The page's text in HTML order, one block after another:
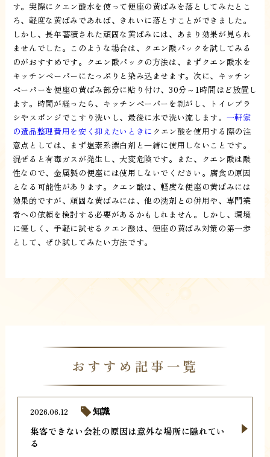
す。実際にクエン酸水を使って便座の黄ばみを落としてみたとこ
ろ、軽度な黄ばみであれば、きれいに落とすことができました。
しかし、長年蓄積された頑固な黄ばみには、あまり効果が見られ
ませんでした。このような場合は、クエン酸パックを試してみる
のがおすすめです。クエン酸パックの方法は、まずクエン酸水を
キッチンペーパーにたっぷりと染み込ませます。次に、キッチン
ペーパーを便座の黄ばみ部分に貼り付け、30分～1時間ほど放置し
ます。時間が経ったら、キッチンペーパーを剥がし、トイレブラ
シやスポンジでこすり洗いし、最後に水で洗い流します。 一軒家
の遺品整理費用を安く抑えたいときに クエン酸を使用する際の注
意点としては、まず塩素系漂白剤と一緒に使用しないことです。
混ぜると有毒ガスが発生し、大変危険です。また、クエン酸は酸
性なので、金属製の便座には使用しないでください。腐食の原因
となる可能性があります。クエン酸は、軽度な便座の黄ばみには
効果的ですが、頑固な黄ばみには、他の洗剤との併用や、専門業
者への依頼を検討する必要があるかもしれません。しかし、環境
に優しく、手軽に試せるクエン酸は、便座の黄ばみ対策の第一歩
として、ぜひ試してみたい方法です。
おすすめ記事一覧
集客できない会社の原因は意外な場所に隠れてい
る
2026.06.12 知識